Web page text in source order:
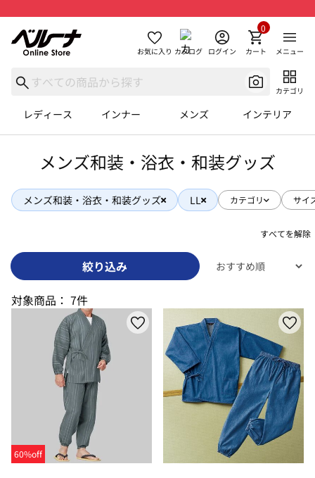
お気に入り カタログ ログイン カート
0
メニュー
カテゴリ
レディース インナー メンズ インテリア
メンズ和装・浴衣・和装グッズ
メンズ和装・浴衣・和装グッズ LL カテゴリ サイ
すべてを解除
絞り込み
対象商品： 7件
60%off